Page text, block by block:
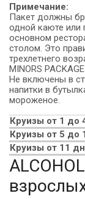
Примечание:
Пакет должны
одной каюте или
основном
столом. Это
трехлетнего
MINORS
Не включены в
напитки в
мороженое.
Круизы от 1 до
Круизы от 5 до
Круизы от 11